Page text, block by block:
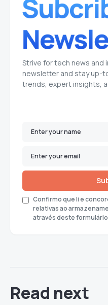
Strive for tech news and
newsletter and stay up-
trends, expert insights,
Confirmo que li e
relativas ao
através deste
Read next